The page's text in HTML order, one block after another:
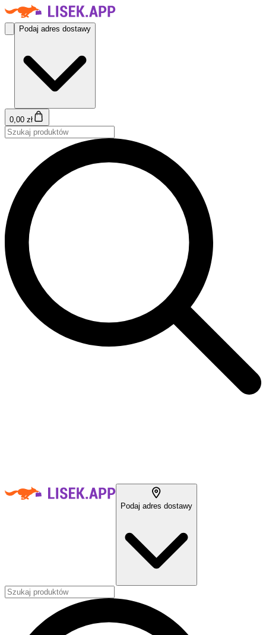
Podaj adres dostawy
0,00 zł
Podaj adres dostawy